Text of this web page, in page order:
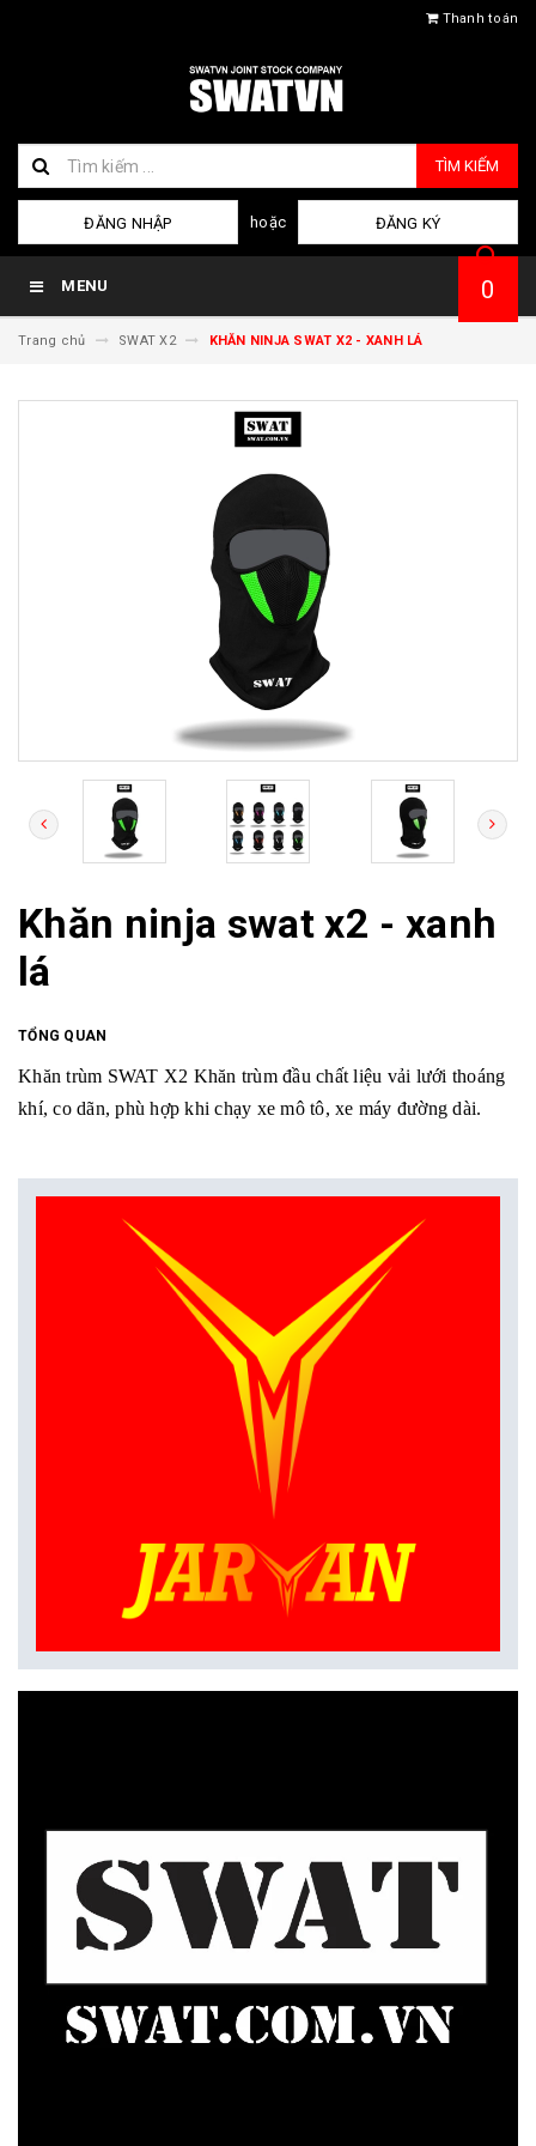
Thanh toán
TÌM KIẾM
ĐĂNG NHẬP hoặc ĐĂNG KÝ
MENU 0
Trang chủ SWAT X2 KHĂN NINJA SWAT X2 - XANH LÁ
Khăn ninja swat x2 - xanh
lá
TỔNG QUAN
Khăn trùm SWAT X2 Khăn trùm đầu chất liệu vải lưới thoáng
khí, co dãn, phù hợp khi chạy xe mô tô, xe máy đường dài.